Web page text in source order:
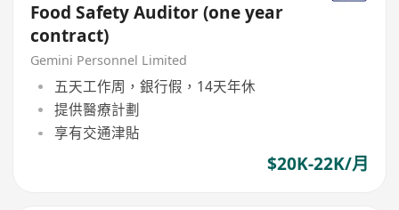
Food Safety Auditor (one year
contract)
Gemini Personnel Limited
五天工作周，銀行假，14天年休
提供醫療計劃
享有交通津貼
$20K-22K/月